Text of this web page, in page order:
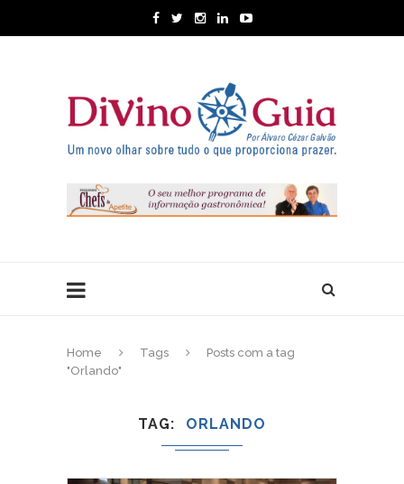
Home Tags
Posts com a tag
"Orlando"
TAG ORLANDO